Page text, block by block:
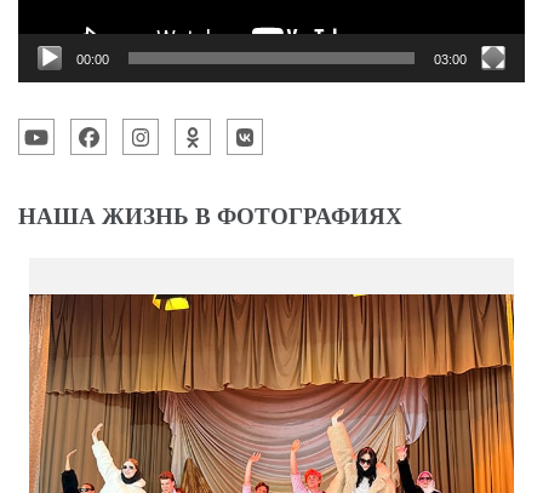
00:00 03:00
НАША ЖИЗНЬ В ФОТОГРАФИЯХ